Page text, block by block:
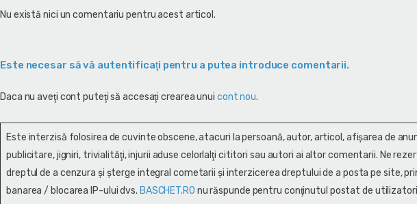
Nu există nici un comentariu pentru acest articol.
Este necesar să vă autentificaţi pentru a putea introduce comentarii.
Daca nu aveţi cont puteţi să accesaţi crearea unui cont nou.
Este interzisă folosirea de cuvinte obscene, atacuri la persoană, autor, articol, afişarea de
publicitare, jigniri, trivialităţi, injurii aduse celorlalţi cititori sau autori ai altor comentarii. Ne
dreptul de a cenzura și şterge integral cometarii și interzicerea dreptului de a posta pe site,
banarea / blocarea IP-ului dvs. BASCHET.RO nu răspunde pentru conţinutul postat de